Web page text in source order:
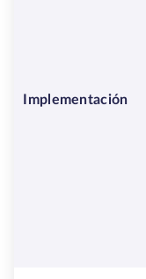
Implementación